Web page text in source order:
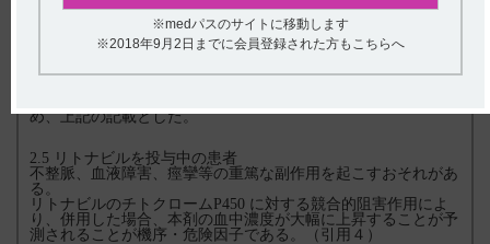
2.4 妊婦又は妊娠している可能性のある女性（引用3）
ラット及びウサギにおける器官形成期投与試験で催奇形性は認
められなかったが、ラットの母動物において、死亡例、蒼白、
不整呼吸、活動性増加、筋弛緩等、ウサギの母動物において、
め、上記の記載とした。
2.5 リトナビルを投与中の患者
不整脈、血液障害、痙攣等の重篤な副作用を起こすおそれがあ
る。
リトナビルのチトクロームP450 に対する競合的阻害作用によ
り、併用した場合、本剤の血中濃度が大幅に上昇することが予
測されることが機序・危険因子である。（引用４）
※medパスのサイトに移動します
※2018年9月2日までに会員登録された方もこちらへ